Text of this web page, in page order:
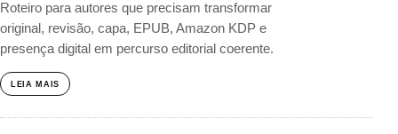
Roteiro para autores que precisam transformar
original, revisão, capa, EPUB, Amazon KDP e
presença digital em percurso editorial coerente.
LEIA MAIS